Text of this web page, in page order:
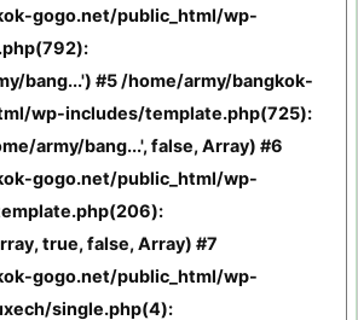
gogo.net/public_html/wp-
bang...') #5 /home/army/bangkok-
wp-includes/template.php(725):
army/bang...', false, Array) #6
gogo.net/public_html/wp-
true, false, Array) #7
gogo.net/public_html/wp-
single.php(4):